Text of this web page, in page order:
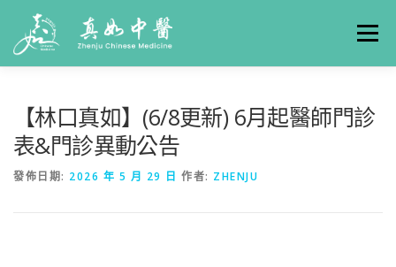
選單
【林口真如】(6/8更新) 6月起醫師門診
表&門診異動公告
發佈日期: 2026 年 5 月 29 日 作者: ZHENJU